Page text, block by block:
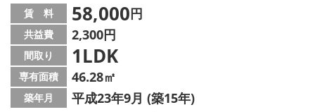
賃 料 58,000円
共益費 2,300円
間取り 1LDK
専有面積 46.28㎡
築年月 平成23年9月 (築15年)